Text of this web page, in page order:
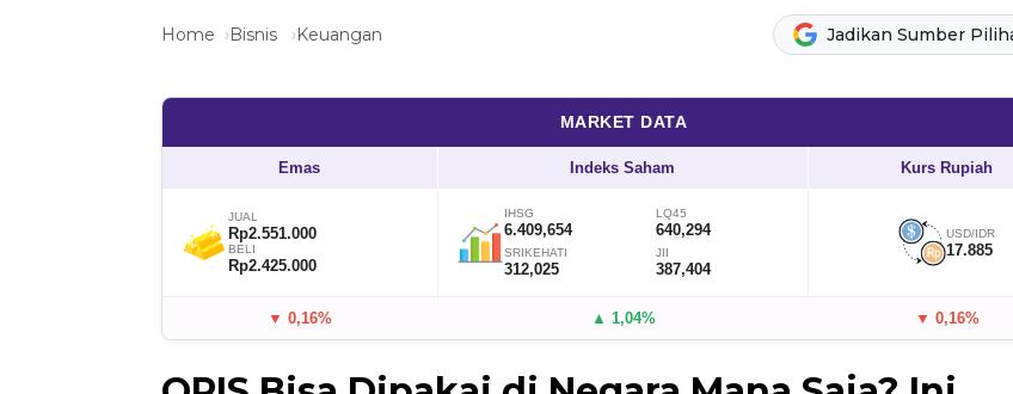
Home Bisnis Keuangan Jadikan Sumber
MARKET DATA
Emas Indeks Saham Kurs Rupiah
JUAL
Rp2.551.000
BELI
Rp2.425.000
IHSG
6.409,654
LQ45
640,294
SRIKEHATI
312,025
JII
387,404
USD/IDR
17.885
▼ 0,16% ▲ 1,04% ▼ 0,16%